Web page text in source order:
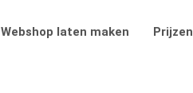
Webshop laten maken Prijzen